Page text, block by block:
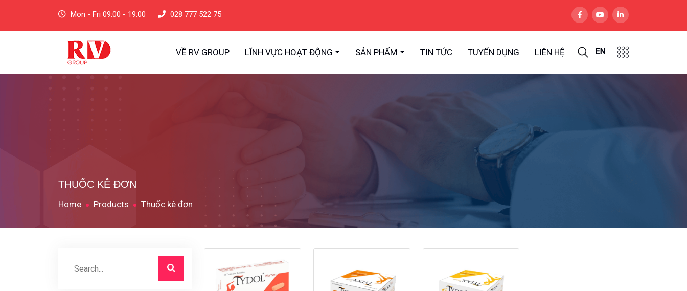
Mon - Fri 09:00 - 19:00 028 777 522 75
VỀ RV GROUP LĨNH VỰC HOẠT ĐỘNG SẢN PHẨM TIN TỨC TUYỂN DỤNG LIÊN HỆ EN
THUỐC KÊ ĐƠN
Home Products Thuốc kê đơn